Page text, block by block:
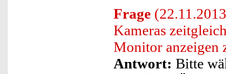
Frage
Kameras
Monitor anzeigen
Antwort: Bitte